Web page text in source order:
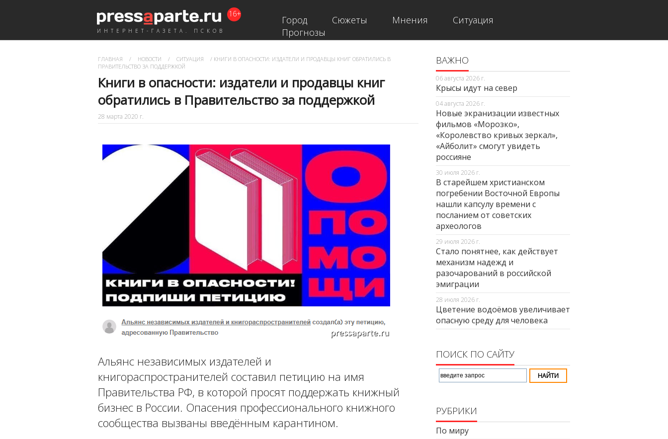
ИНТЕРНЕТ-ГАЗЕТА. ПСКОВ
16+
Город Сюжеты Мнения
Ситуация
Прогнозы
ГЛАВНАЯ / НОВОСТИ / СИТУАЦИЯ / КНИГИ В ОПАСНОСТИ: ИЗДАТЕЛИ И ПРОДАВЦЫ КНИГ ОБРАТИЛИСЬ В
ПРАВИТЕЛЬСТВО ЗА ПОДДЕРЖКОЙ
Книги в опасности: издатели и продавцы книг
обратились в Правительство за поддержкой
28 марта 2020 г.
Альянс независимых издателей и
книгораспространителей составил петицию на имя
Правительства РФ, в которой просят поддержать книжный
бизнес в России. Опасения профессионального книжного
сообщества вызваны введённым карантином.
ВАЖНО
06 августа 2026 г.
Крысы идут на север
04 августа 2026 г.
Новые экранизации известных
фильмов «Морозко»,
«Королевство кривых зеркал»,
«Айболит» смогут увидеть
россияне
30 июля 2026 г.
В старейшем христианском
погребении Восточной Европы
нашли капсулу времени с
посланием от советских
археологов
29 июля 2026 г.
Стало понятнее, как действует
механизм надежд и
разочарований в российской
эмиграции
28 июля 2026 г.
Цветение водоёмов увеличивает
опасную среду для человека
ПОИСК ПО САЙТУ
РУБРИКИ
По миру